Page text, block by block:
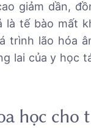
giảm dần,
là tế bào mất
trình lão hóa
lai của y học
học cho